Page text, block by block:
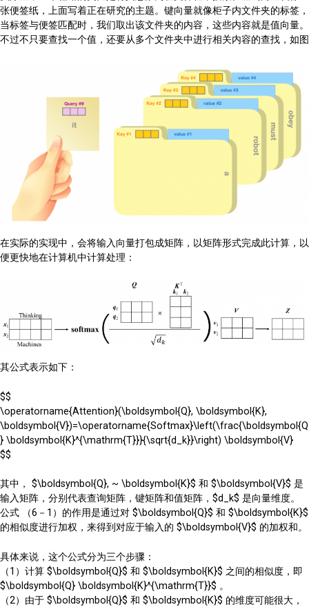
张便签纸，上面写着正在研究的主题。键向量就像柜子内文件夹的标签，
当标签与便签匹配时，我们取出该文件夹的内容，这些内容就是值向量。
不过不只要查找一个值，还要从多个文件夹中进行相关内容的查找，如图
在实际的实现中，会将输入向量打包成矩阵，以矩阵形式完成此计算，以
便更快地在计算机中计算处理：
其公式表示如下：
$$
\operatorname{Attention}(\boldsymbol{Q}, \boldsymbol{K},
\boldsymbol{V})=\operatorname{Softmax}\left(\frac{\boldsymbol{Q
} \boldsymbol{K}^{\mathrm{T}}}{\sqrt{d_k}}\right) \boldsymbol{V}
$$
其中， $\boldsymbol{Q}, ~ \boldsymbol{K}$ 和 $\boldsymbol{V}$ 是
输入矩阵，分别代表查询矩阵，键矩阵和值矩阵，$d_k$ 是向量维度。
公式 （6－1）的作用是通过对 $\boldsymbol{Q}$ 和 $\boldsymbol{K}$
的相似度进行加权，来得到对应于输入的 $\boldsymbol{V}$ 的加权和。
具体来说，这个公式分为三个步骤：
（1）计算 $\boldsymbol{Q}$ 和 $\boldsymbol{K}$ 之间的相似度，即
$\boldsymbol{Q} \boldsymbol{K}^{\mathrm{T}}$ 。
（2）由于 $\boldsymbol{Q}$ 和 $\boldsymbol{K}$ 的维度可能很大，